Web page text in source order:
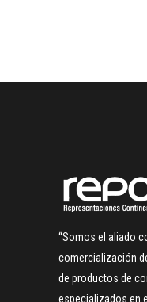
“Somos el aliado
comercialización
de productos de
especializados en